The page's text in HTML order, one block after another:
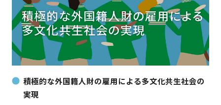
積極的な外国籍人財の雇用による多文化共生社会の
実現